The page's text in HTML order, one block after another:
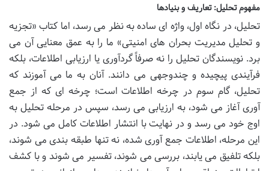
مفهوم تحلیل: تعاریف و بنیادها
تحلیل، در نگاه اول، واژه ای ساده به نظر می رسد، اما کتاب «تجزیه
و تحلیل مدیریت بحران های امنیتی» ما را به عمق معنایی آن می
برد. نویسندگان تحلیل را نه صرفاً گردآوری یا ارزیابی اطلاعات، بلکه
فرآیندی پیچیده و چندوجهی می دانند. آنان به ما می آموزند که
تحلیل، گام سوم در چرخه اطلاعات است؛ چرخه ای که از جمع
آوری آغاز می شود، به ارزیابی می رسد، سپس در مرحله تحلیل به
اوج خود می رسد و در نهایت با انتشار اطلاعات کامل می شود. در
این مرحله، اطلاعات جمع آوری شده، نه تنها طبقه بندی می شوند،
بلکه تلفیق می یابند، بررسی می شوند، تفسیر می شوند و با کشف